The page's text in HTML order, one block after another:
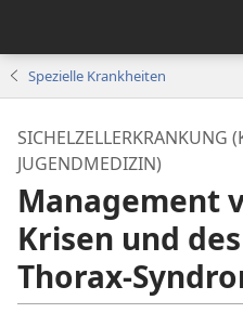
Spezielle Krankheiten
SICHELZELLERKRANKUNG
JUGENDMEDIZIN)
Management
Krisen und
Thorax-